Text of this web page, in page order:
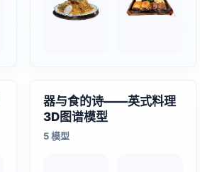
器与食的诗——英式料理
3D图谱模型
5 模型